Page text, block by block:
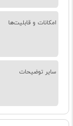
امکانات و قابلیت‌ها
سایر توضیحات